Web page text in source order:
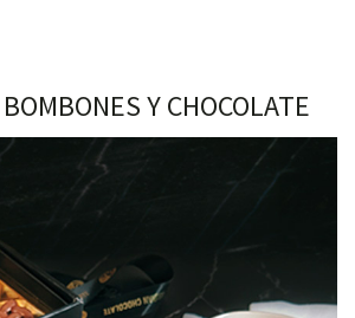
Y CHOCOLATE